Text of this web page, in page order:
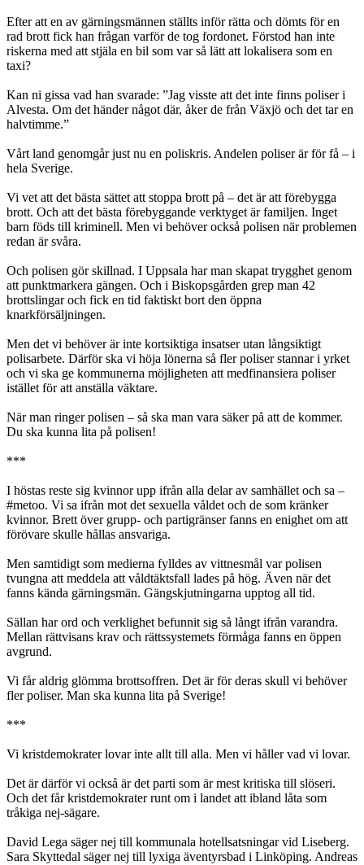
Efter att en av gärningsmännen ställts inför rätta och dömts för en
rad brott fick han frågan varför de tog fordonet. Förstod han inte
riskerna med att stjäla en bil som var så lätt att lokalisera som en
taxi?
Kan ni gissa vad han svarade: ”Jag visste att det inte finns poliser i
Alvesta. Om det händer något där, åker de från Växjö och det tar en
halvtimme.”
Vårt land genomgår just nu en poliskris. Andelen poliser är för få – i
hela Sverige.
Vi vet att det bästa sättet att stoppa brott på – det är att förebygga
brott. Och att det bästa förebyggande verktyget är familjen. Inget
barn föds till kriminell. Men vi behöver också polisen när problemen
redan är svåra.
Och polisen gör skillnad. I Uppsala har man skapat trygghet genom
att punktmarkera gängen. Och i Biskopsgården grep man 42
brottslingar och fick en tid faktiskt bort den öppna
knarkförsäljningen.
Men det vi behöver är inte kortsiktiga insatser utan långsiktigt
polisarbete. Därför ska vi höja lönerna så fler poliser stannar i yrket
och vi ska ge kommunerna möjligheten att medfinansiera poliser
istället för att anställa väktare.
När man ringer polisen – så ska man vara säker på att de kommer.
Du ska kunna lita på polisen!
***
I höstas reste sig kvinnor upp ifrån alla delar av samhället och sa –
#metoo. Vi sa ifrån mot det sexuella våldet och de som kränker
kvinnor. Brett över grupp- och partigränser fanns en enighet om att
förövare skulle hållas ansvariga.
Men samtidigt som medierna fylldes av vittnesmål var polisen
tvungna att meddela att våldtäktsfall lades på hög. Även när det
fanns kända gärningsmän. Gängskjutningarna upptog all tid.
Sällan har ord och verklighet befunnit sig så långt ifrån varandra.
Mellan rättvisans krav och rättssystemets förmåga fanns en öppen
avgrund.
Vi får aldrig glömma brottsoffren. Det är för deras skull vi behöver
fler poliser. Man ska kunna lita på Sverige!
***
Vi kristdemokrater lovar inte allt till alla. Men vi håller vad vi lovar.
Det är därför vi också är det parti som är mest kritiska till slöseri.
Och det får kristdemokrater runt om i landet att ibland låta som
tråkiga nej-sägare.
David Lega säger nej till kommunala hotellsatsningar vid Liseberg.
Sara Skyttedal säger nej till lyxiga äventyrsbad i Linköping. Andreas